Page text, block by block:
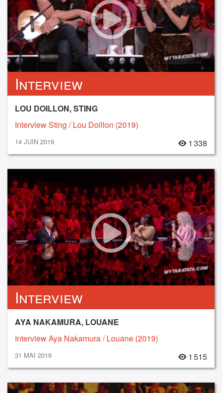
Interview
LOU DOILLON, STING
Interview Sting / Lou Doillon (2019)
14 JUIN 2019 1 338
Interview
AYA NAKAMURA, LOUANE
Interview Aya Nakamura / Louane (2019)
31 MAI 2019 1 515